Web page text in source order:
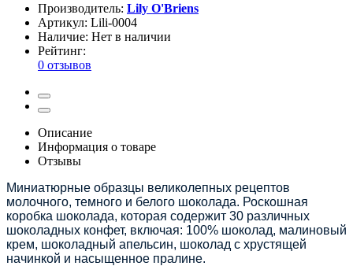
Производитель: Lily O'Briens
Артикул: Lili-0004
Наличие: Нет в наличии
Рейтинг:
0 отзывов
Описание
Информация о товаре
Отзывы
Миниатюрные образцы великолепных рецептов
молочного, темного и белого шоколада. Роскошная
коробка шоколада, которая содержит 30 различных
шоколадных конфет, включая: 100% шоколад, малиновый
крем, шоколадный апельсин, шоколад с хрустящей
начинкой и насыщенное пралине.